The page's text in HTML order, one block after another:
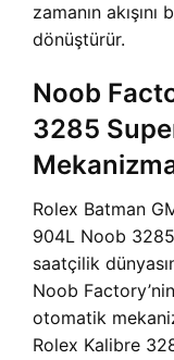
zamanın
dönüştürür.
Noob
3285
Rolex Batman
904L Noob
saatçilik
Noob
otomatik
Rolex Kalibre